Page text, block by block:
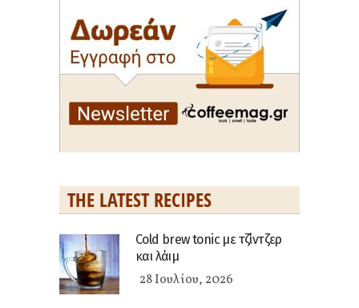
THE LATEST RECIPES
Cold brew tonic με τζίντζερ
και λάιμ
28 Ιουλίου, 2026